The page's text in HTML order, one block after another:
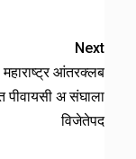
Next
आंतरक्लब
पीवायसी अ संघाला
विजेतेपद